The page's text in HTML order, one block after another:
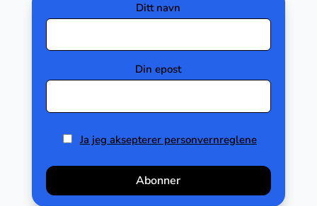
Ditt navn
Din epost
Ja jeg aksepterer personvernreglene